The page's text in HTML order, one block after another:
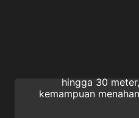
hingga 30
kemampuan